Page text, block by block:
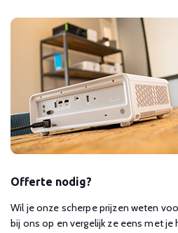
Offerte nodig?
Wil je onze scherpe prijzen weten
bij ons op en vergelijk ze eens met je